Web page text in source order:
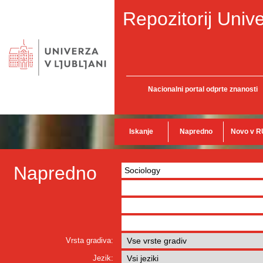
Repozitorij
Nacionalni portal odprte znanosti
Iskanje Napredno Novo v
Napredno
Vrsta gradiva:
Jezik: